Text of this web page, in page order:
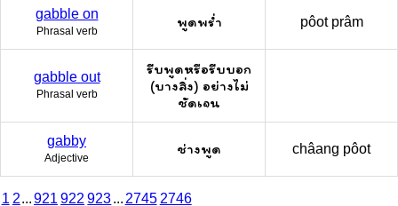
gabble on
Phrasal verb
พูดพร่ำ pôot prâm
gabble out
Phrasal verb
รีบพูดหรือรีบบอก
(บางสิ่ง) อย่างไม่
ชัดเจน
gabby
Adjective
ช่างพูด châang pôot
1 2...921 922 923... 2745 2746